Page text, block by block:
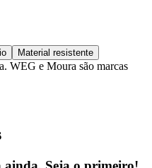
Material resistente
WEG e Moura são marcas